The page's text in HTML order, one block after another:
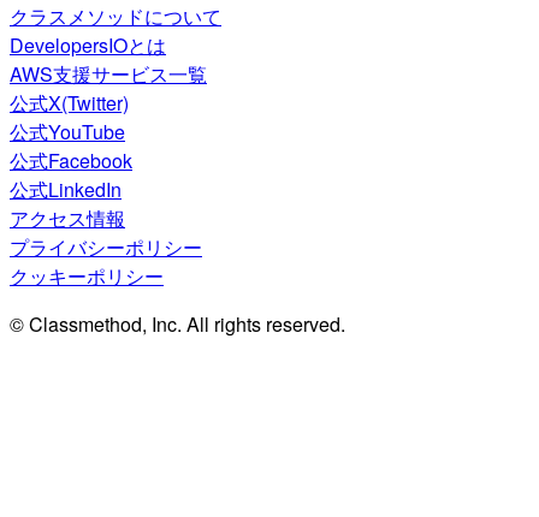
クラスメソッドについて
DevelopersIOとは
AWS支援サービス一覧
公式X(Twitter)
公式YouTube
公式Facebook
公式LinkedIn
アクセス情報
プライバシーポリシー
クッキーポリシー
© Classmethod, Inc. All rights reserved.